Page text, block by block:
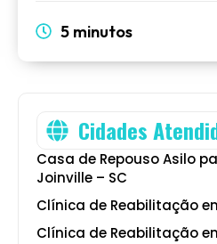
Cidades
Casa de Repouso Asilo
Joinville – SC
Clínica de Reabilitação
Clínica de Reabilitação
5 minutos